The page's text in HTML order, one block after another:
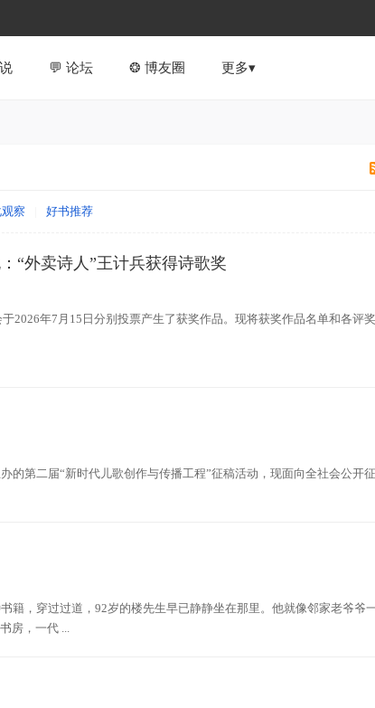
💬 论坛 ❂ 博友圈 更多▾
察 好书推荐
“外卖诗人”王计兵获得诗歌奖
2026年7月15日分别投票产生了获奖作品。现将获奖作品名单和各评
的第二届“新时代儿歌创作与传播工程”征稿活动，现面向全社会公开
，穿过过道，92岁的楼先生早已静静坐在那里。他就像邻家老爷爷
房，一代 ...